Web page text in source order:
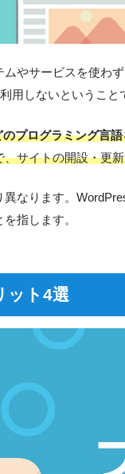
やサービスを使わ
用しないということ
プログラミング言語
、サイトの開設・更
なります。
指します。
ット4選